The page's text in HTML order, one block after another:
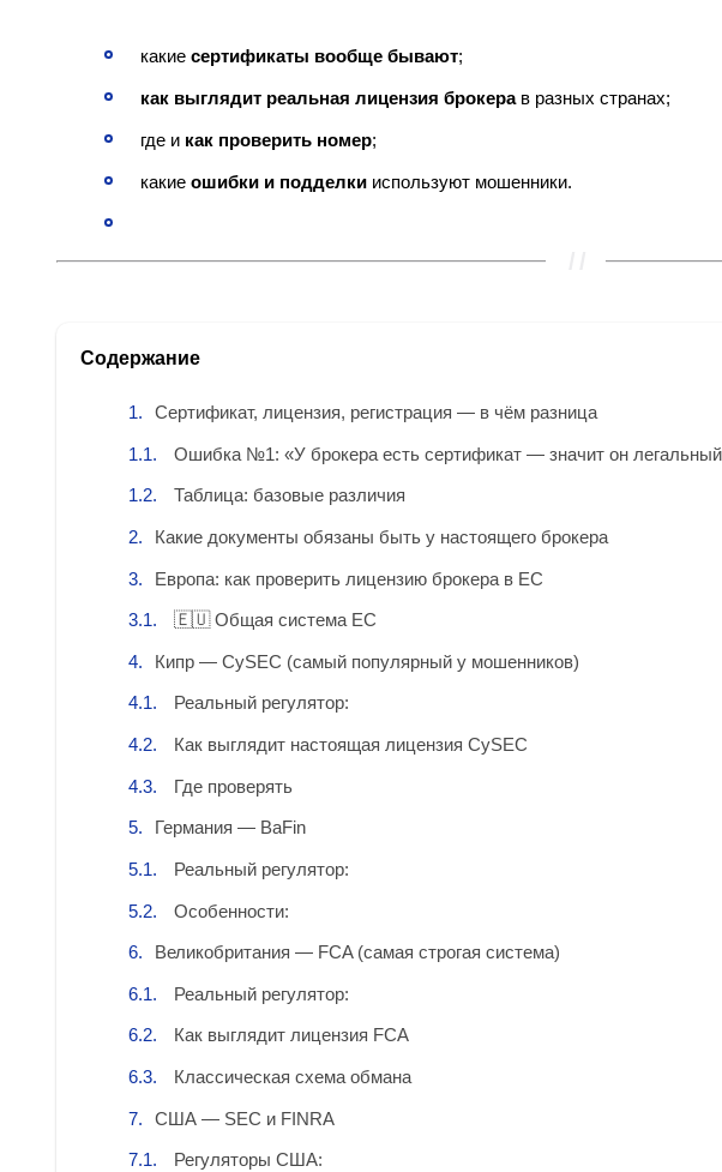
какие сертификаты вообще бывают;
как выглядит реальная лицензия брокерав разных странах;
где и как проверить номер;
какие ошибки и подделки используют мошенники.
Содержание
Сертификат, лицензия, регистрация — в чём разница
Ошибка №1: «У брокера есть сертификат — значит он
Таблица: базовые различия
Какие документы обязаны быть у настоящего брокера
Европа: как проверить лицензию брокера в ЕС
🇪🇺 Общая система ЕС
Кипр — CySEC (самый популярный у мошенников)
Реальный регулятор:
Как выглядит настоящая лицензия CySEC
Где проверять
Германия — BaFin
Реальный регулятор:
Особенности:
Великобритания — FCA (самая строгая система)
Реальный регулятор:
Как выглядит лицензия FCA
Классическая схема обмана
США — SEC и FINRA
Регуляторы США: